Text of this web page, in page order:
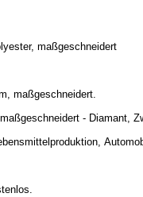
maßgeschneidert
maßgeschneidert.
- Diamant,